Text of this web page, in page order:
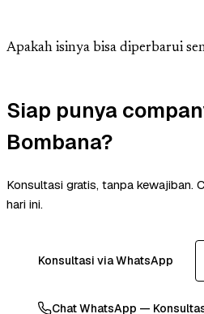
Apakah isinya bisa diperbarui
Siap punya
Bombana?
Konsultasi gratis, tanpa kewajiban.
hari ini.
Konsultasi via WhatsApp
Chat WhatsApp —